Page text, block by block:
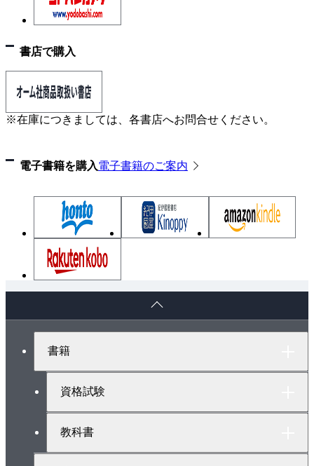
付録G セルオートマトンのgnuplot による結果表示
付録H グラフィカルな表示を行うライフゲームプロ
グラムglife.c
付録J gsa0.c プログラム
付録L gsa2.c プログラム
参考文献
書店で購入
※在庫につきましては、各書店へお問合せください。
電子書籍を購入電子書籍のご案内
書籍
資格試験
教科書